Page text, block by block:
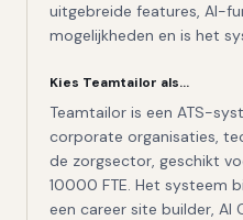
uitgebreide features, AI-
mogelijkheden en is het
Kies Teamtailor als…
Teamtailor is een ATS-
corporate organisaties,
de zorgsector, geschikt
10000 FTE. Het systeem
een career site builder, AI